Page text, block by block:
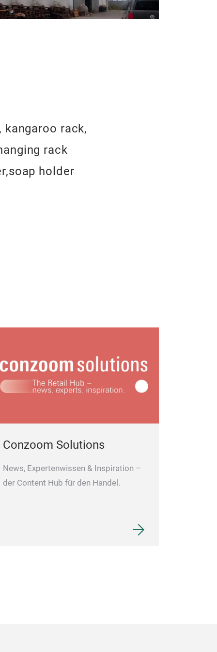
rack,
rack
holder
Conzoom Solutions
News, Expertenwissen & Inspiration –
der Content Hub für den Handel.